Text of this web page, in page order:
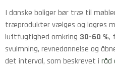
I danske boliger bør træ til
træprodukter vælges og lagres
luftfugtighed omkring 30-60 %,
svulmning, revnedannelse og
det interval, som beskrevet i råd